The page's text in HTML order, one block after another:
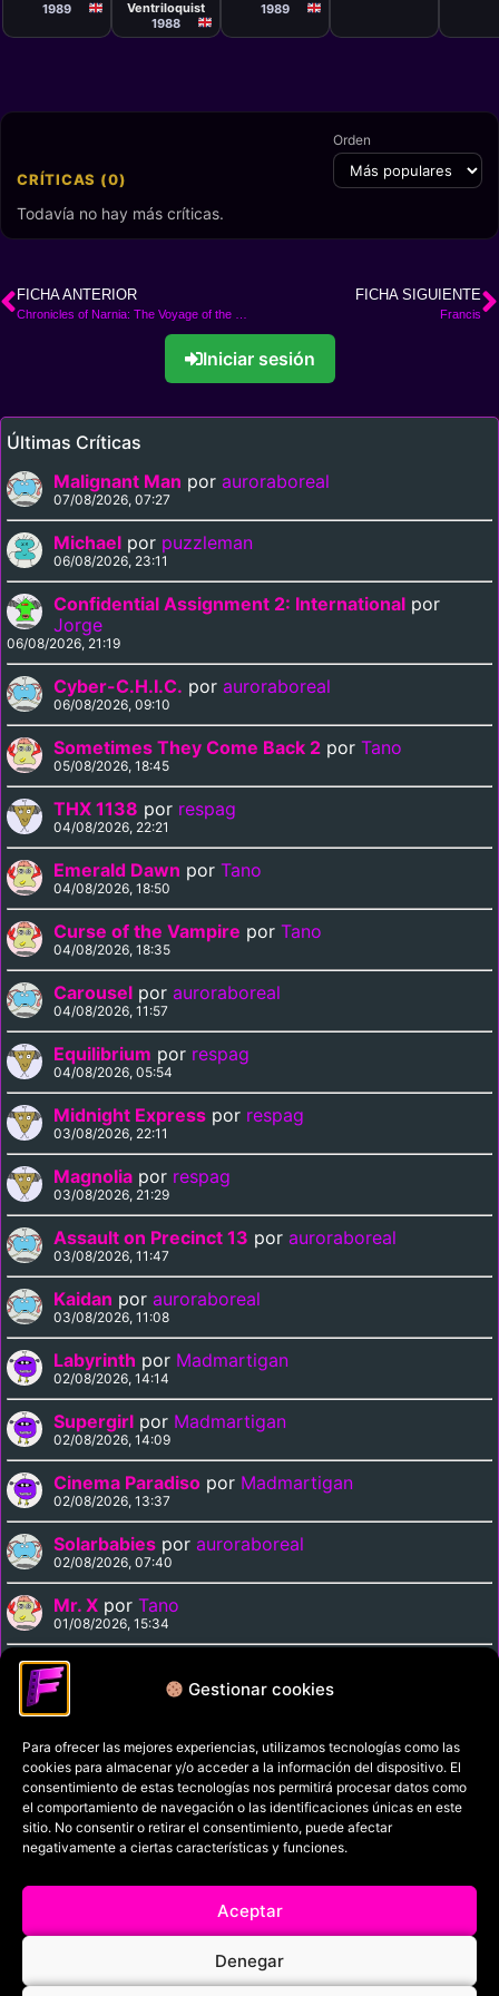
Gestionar cookies
Para ofrecer las mejores experiencias, utilizamos tecnologías como las
cookies para almacenar y/o acceder a la información del dispositivo. El
consentimiento de estas tecnologías nos permitirá procesar datos como
el comportamiento de navegación o las identificaciones únicas en este
sitio. No consentir o retirar el consentimiento, puede afectar
negativamente a ciertas características y funciones.
Aceptar
Denegar
Prince Caspian
of the Dawn
1989
Ventriloquist
1988
1989
CRÍTICAS (0)
Orden
Todavía no hay más críticas.
FICHA ANTERIOR FICHA SIGUIENTE
Francis
Iniciar sesión
Últimas Críticas
Malignant Man por auroraboreal
07/08/2026, 07:27
Michael por puzzleman
06/08/2026, 23:11
Confidential Assignment 2: International por
Jorge
06/08/2026, 21:19
Cyber-C.H.I.C. por auroraboreal
06/08/2026, 09:10
Sometimes They Come Back 2 por Tano
05/08/2026, 18:45
THX 1138 por respag
04/08/2026, 22:21
Emerald Dawn por Tano
04/08/2026, 18:50
Curse of the Vampire por Tano
04/08/2026, 18:35
Carousel por auroraboreal
04/08/2026, 11:57
Equilibrium por respag
04/08/2026, 05:54
Midnight Express por respag
03/08/2026, 22:11
Magnolia por respag
03/08/2026, 21:29
Assault on Precinct 13 por auroraboreal
03/08/2026, 11:47
Kaidan por auroraboreal
03/08/2026, 11:08
Labyrinth por Madmartigan
02/08/2026, 14:14
Supergirl por Madmartigan
02/08/2026, 14:09
Cinema Paradiso por Madmartigan
02/08/2026, 13:37
Solarbabies por auroraboreal
02/08/2026, 07:40
Mr. X por Tano
01/08/2026, 15:34
Medusa Against the Son of Hercules
01/08/2026, 15:15
Política de privacidad
Términos y condiciones
Política de cookies
Filmaniak (2026)